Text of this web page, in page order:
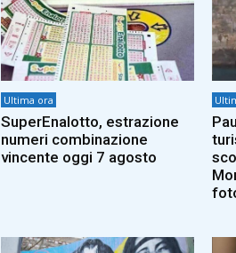
Ultima ora
SuperEnalotto, estrazione
numeri combinazione
vincente oggi 7 agosto